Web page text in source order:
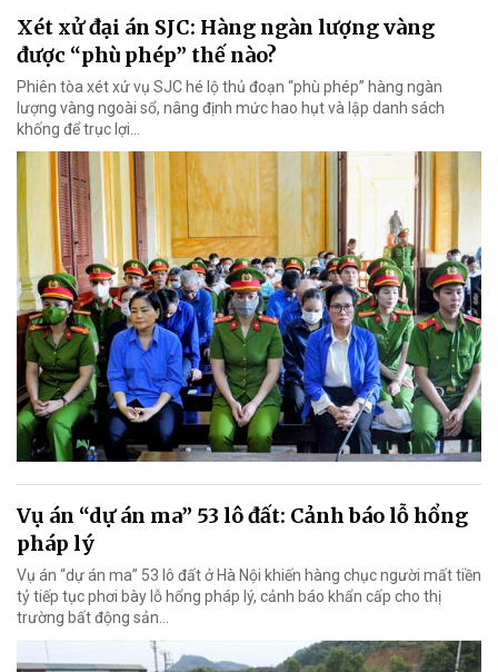
Xét xử đại án SJC: Hàng ngàn lượng vàng
được “phù phép” thế nào?
Phiên tòa xét xử vụ SJC hé lộ thủ đoạn “phù phép” hàng ngàn
lượng vàng ngoài sổ, nâng định mức hao hụt và lập danh sách
khống để trục lợi…
Vụ án “dự án ma” 53 lô đất: Cảnh báo lỗ hổng
pháp lý
Vụ án “dự án ma” 53 lô đất ở Hà Nội khiến hàng chục người mất tiền
tỷ tiếp tục phơi bày lỗ hổng pháp lý, cảnh báo khẩn cấp cho thị
trường bất động sản…